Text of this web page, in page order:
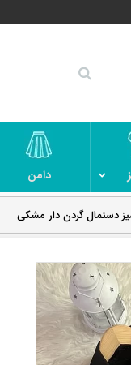
دامن
دستمال گردن دار مشکی